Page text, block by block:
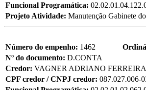
Funcional Programática:
Projeto Atividade: Manutenção Gabinete
Número do empenho: 1462
Nº do documento: D.CONTA
Credor: VAGNER ADRIANO FERREIRA
CPF credor / CNPJ credor: 087.027.006-